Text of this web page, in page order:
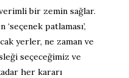
bir zemin sağlar.
patlaması’,
yerler, ne zaman ve
seçeceğimiz ve
her kararı